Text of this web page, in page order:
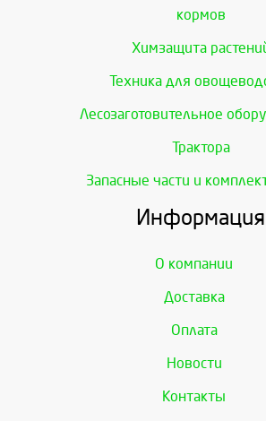
кормов
Химзащита
Техника для
Лесозаготовительное
Трактора
Запасные части и
Информация
О компании
Доставка
Оплата
Новости
Контакты